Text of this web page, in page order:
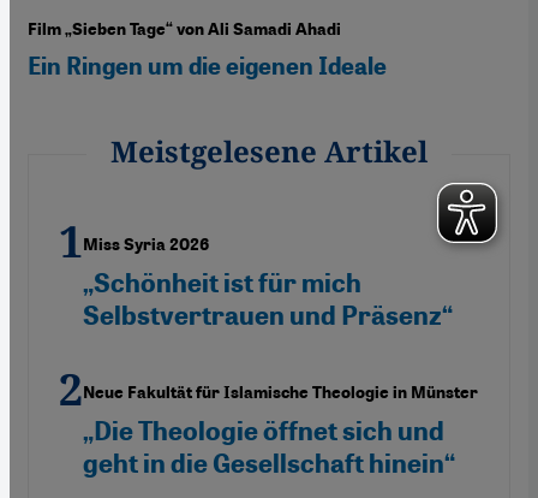
Film „Sieben Tage“ von Ali Samadi Ahadi
Ein Ringen um die eigenen Ideale
Meistgelesene Artikel
Miss Syria 2026
„Schönheit ist für mich
Selbstvertrauen und Präsenz“
Neue Fakultät für Islamische Theologie in Münster
„Die Theologie öffnet sich und
geht in die Gesellschaft hinein“